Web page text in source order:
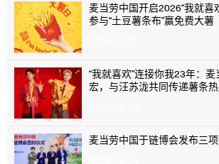
麦当劳中国开启2026“我就喜
参与“土豆薯条布”赢免费大薯
“我就喜欢”连接你我23年：
宏，与汪苏泷共同传递薯条
麦当劳中国于链博会发布三